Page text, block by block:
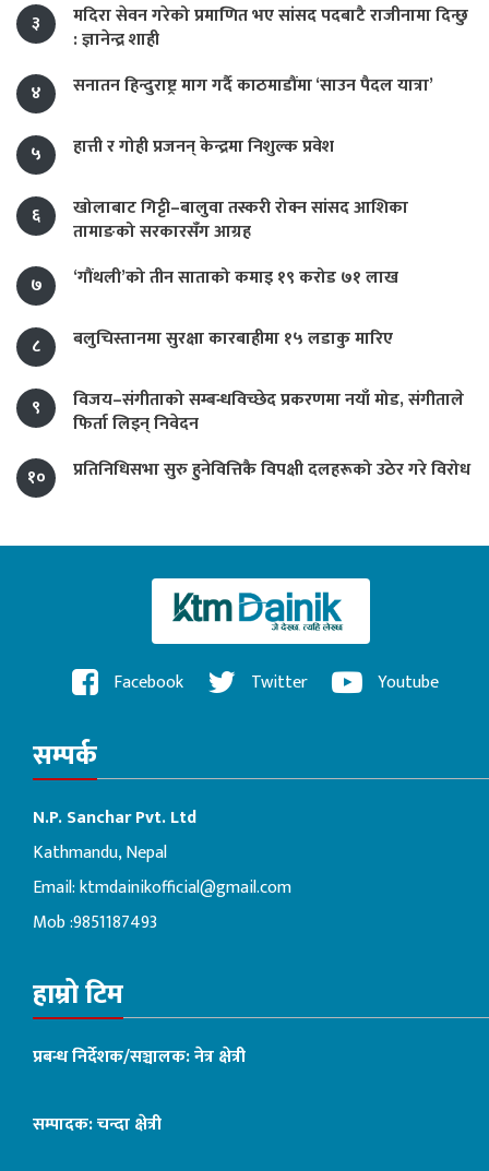
३
मदिरा सेवन गरेको प्रमाणित भए सांसद पदबाटै राजीनामा दिन्छु
: ज्ञानेन्द्र शाही
४
सनातन हिन्दुराष्ट्र माग गर्दै काठमाडौंमा ‘साउन पैदल यात्रा’
५ हात्ती र गोही प्रजनन् केन्द्रमा निशुल्क प्रवेश
६
खोलाबाट गिट्टी–बालुवा तस्करी रोक्न सांसद आशिका
तामाङको सरकारसँग आग्रह
७
‘गौंथली’को तीन साताको कमाइ १९ करोड ७१ लाख
८ बलुचिस्तानमा सुरक्षा कारबाहीमा १५ लडाकु मारिए
९
विजय–संगीताको सम्बन्धविच्छेद प्रकरणमा नयाँ मोड, संगीता‍ले
फिर्ता लिइन् निवेदन
१०
प्रतिनिधिसभा सुरु हुनेवित्तिकै विपक्षी दलहरूको उठेर गरे विरोध
Facebook Twitter Youtube
सम्पर्क
N.P. Sanchar Pvt. Ltd
Kathmandu, Nepal
Email:ktmdainikofficial@gmail.com
Mob :9851187493
हाम्रो टिम
प्रबन्ध निर्देशक/सञ्चालक: नेत्र क्षेत्री
सम्पादक: चन्दा क्षेत्री